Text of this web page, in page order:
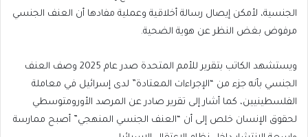
الجنسية، لأمكن إيصال رسالة أخلاقية وعملية مفادها أن العنف الجنسي
مرفوض بغض النظر عن هوية الضحية.
ويستشهد الكاتب بتقرير للأمم المتحدة صدر عام 2025 وصف العنف
الجنسي بأنه جزء من “الإجراءات المعتادة” لدى إسرائيل في معاملة
الفلسطينيين، كما أشار إلى تقرير صادر عن المرصد الأورومتوسطي
لحقوق الإنسان خلص إلى أن “العنف الجنسي المنهجي” أصبح ممارسة